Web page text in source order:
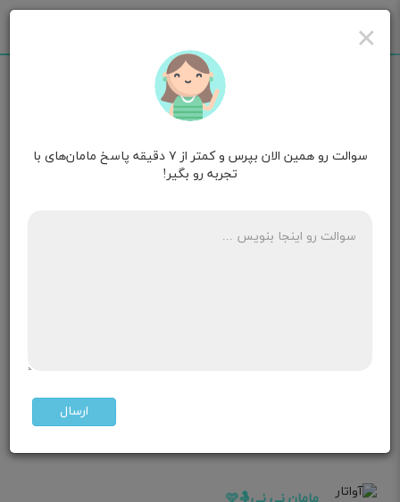
زینب صداقت منش قصد بارداری
×
سوالت رو همین الان بپرس و کمتر از ۷ دقیقه پاسخ مامان‌های با
تجربه رو بگیر!
ارسال